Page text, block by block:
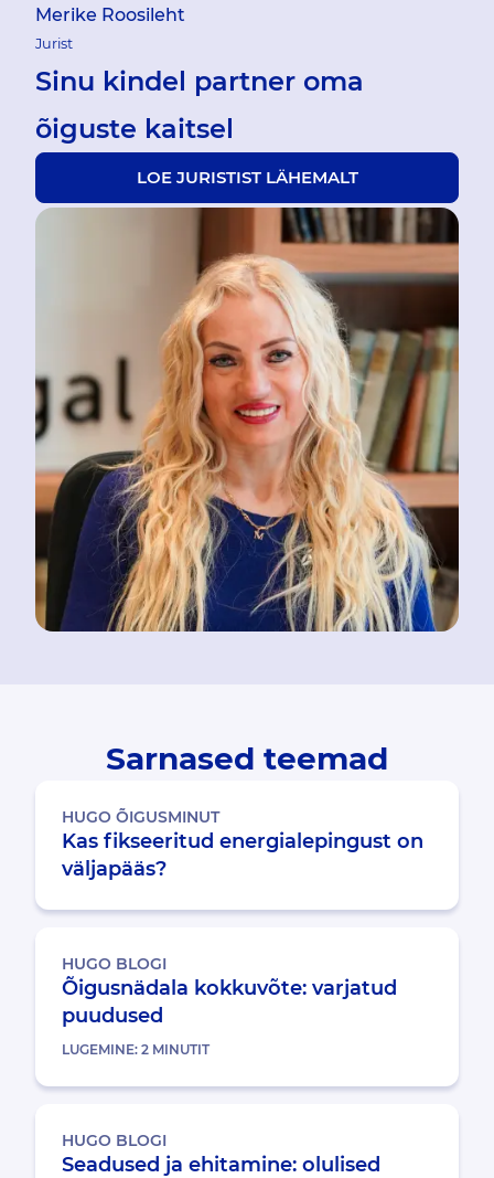
Merike Roosileht
Jurist
Sinu kindel partner oma
õiguste kaitsel
LOE JURISTIST LÄHEMALT
Sarnased teemad
HUGO ÕIGUSMINUT
Kas fikseeritud energialepingust on
väljapääs?
HUGO BLOGI
Õigusnädala kokkuvõte: varjatud
puudused
LUGEMINE: 2 MINUTIT
HUGO BLOGI
Seadused ja ehitamine: olulised